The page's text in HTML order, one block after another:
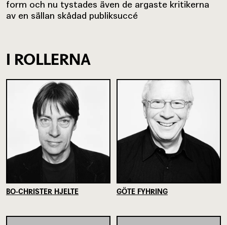
form och nu tystades även de argaste kritikerna
av en sällan skådad publiksuccé
I ROLLERNA
BO-CHRISTER HJELTE GÖTE FYHRING